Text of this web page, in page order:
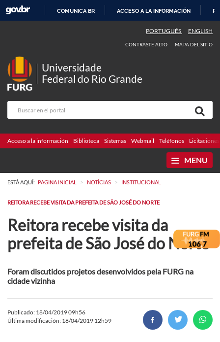
CONTENIDO
COMUNICA BR ACCESO A LA INFORMACIÓN
PORTUGUÊS ENGLISH
CONTRASTE ALTO MAPA DEL SITIO
Universidade
Federal do Rio Grande
Acceso a la información Biblioteca Sistemas Webmail Teléfonos Licitaciones
MENU
ESTÁ AQUÍ: PAGINA INICIAL > NOTÍCIAS > INSTITUCIONAL
REITORA RECEBE VISITA DA PREFEITA DE SÃO JOSÉ DO NORTE
Reitora recebe visita da
prefeita de São José do Norte
Foram discutidos projetos desenvolvidos pela FURG na
cidade vizinha
Publicado: 18/04/2019 09h56
Última modificación: 18/04/2019 12h59